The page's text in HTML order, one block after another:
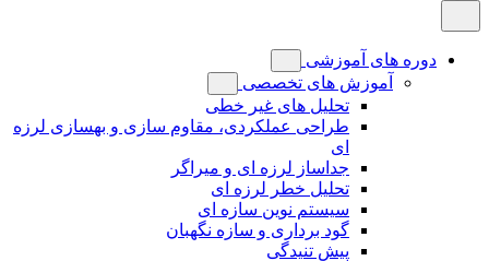
دوره های آموزشی
آموزش های تخصصی
تحلیل های غیر خطی
طراحی عملکردی، مقاوم سازی و بهسازی لرزه
ای
جداساز لرزه ای و میراگر
تحلیل خطر لرزه ای
سیستم نوین سازه ای
گود برداری و سازه نگهبان
پیش تنیدگی